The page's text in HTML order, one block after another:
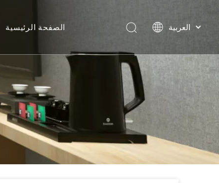
الصفحة الرئيسية
العربية
Español
Pусский
English